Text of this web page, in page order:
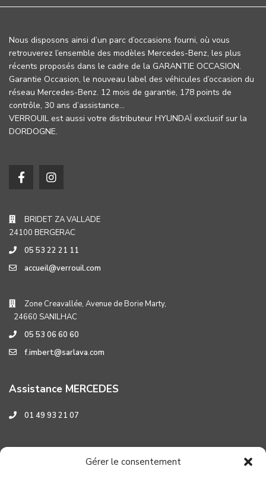
Gérer le consentement
Nous disposons ainsi d’un parc d’occasions fourni, où vous
retrouverez l’ensemble des modèles Mercedes-Benz, les plus
récents proposés dans le cadre de la GARANTIE OCCASION.
Garantie Occasion, le nouveau label des véhicules d’occasion du
réseau Mercedes-Benz. 12 mois de garantie, 178 points de
contrôle, 30 ans d’assistance…
VERROUIL est aussi votre distributeur HYUNDAÏ exclusif sur la
DORDOGNE.
BRIDET ZA VALLADE
24100 BERGERAC
05 53 22 21 11
accueil@verrouil.com
Zone Creavallée, Avenue de Borie Marty,
24660 SANILHAC
05 53 06 60 60
f.imbert@sarlava.com
Assistance MERCEDES
01 49 93 21 07
Assistance HYUNDAI